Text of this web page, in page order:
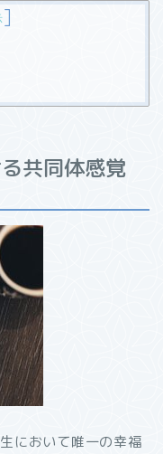
]
共同体感覚
において唯一の幸福